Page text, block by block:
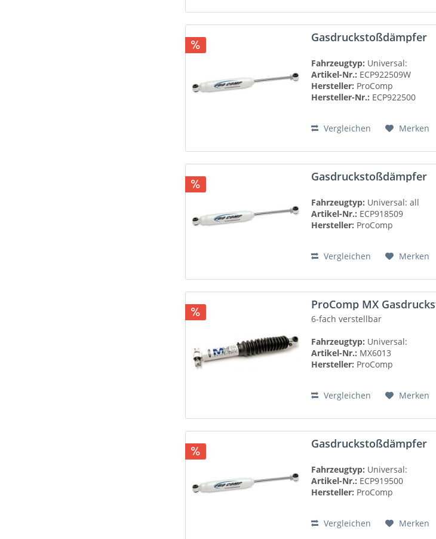
Gasdruckstoßdämpfer
Fahrzeugtyp: Universal:
Artikel-Nr.: ECP922509W
Hersteller: ProComp
Hersteller-Nr.: ECP922500
Vergleichen Merken
Gasdruckstoßdämpfer
Fahrzeugtyp: Universal: all
Artikel-Nr.: ECP918509
Hersteller: ProComp
Vergleichen Merken
ProComp MX
6-fach verstellbar
Fahrzeugtyp: Universal:
Artikel-Nr.: MX6013
Hersteller: ProComp
Vergleichen Merken
Gasdruckstoßdämpfer
Fahrzeugtyp: Universal:
Artikel-Nr.: ECP919500
Hersteller: ProComp
Vergleichen Merken